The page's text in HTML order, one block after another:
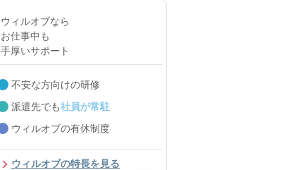
ウィルオブなら
お仕事中も
手厚いサポート
不安な方向けの研修
派遣先でも社員が常駐
ウィルオブの有休制度
ウィルオブの特長を見る